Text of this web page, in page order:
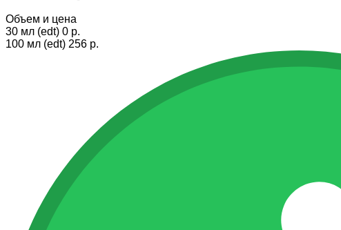
Объем и цена
30 мл (edt) 0 p.
100 мл (edt) 256 p.